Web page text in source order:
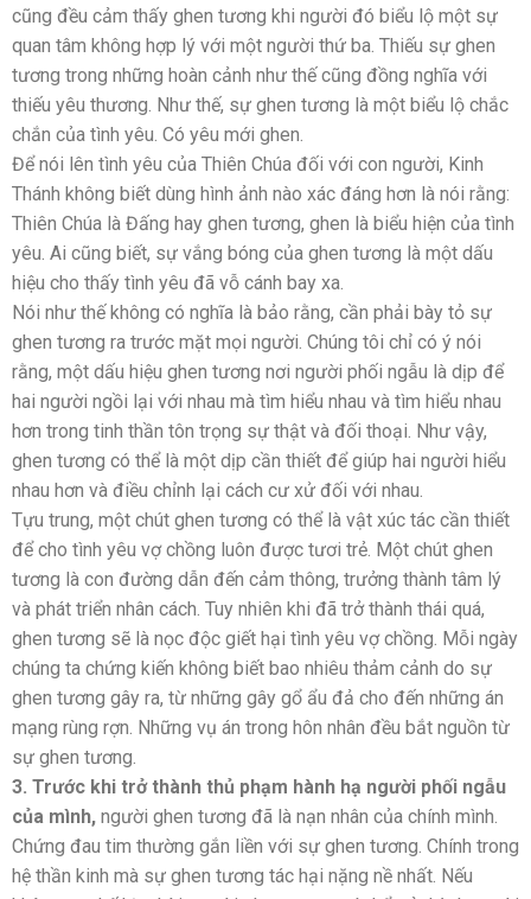
cũng đều cảm thấy ghen tương khi người đó biểu lộ một sự
quan tâm không hợp lý với một người thứ ba. Thiếu sự ghen
tương trong những hoàn cảnh như thế cũng đồng nghĩa với
thiếu yêu thương. Như thế, sự ghen tương là một biểu lộ chắc
chắn của tình yêu. Có yêu mới ghen.
Để nói lên tình yêu của Thiên Chúa đối với con người, Kinh
Thánh không biết dùng hình ảnh nào xác đáng hơn là nói rằng:
Thiên Chúa là Đấng hay ghen tương, ghen là biểu hiện của tình
yêu. Ai cũng biết, sự vắng bóng của ghen tương là một dấu
hiệu cho thấy tình yêu đã vỗ cánh bay xa.
Nói như thế không có nghĩa là bảo rằng, cần phải bày tỏ sự
ghen tương ra trước mặt mọi người. Chúng tôi chỉ có ý nói
rằng, một dấu hiệu ghen tương nơi người phối ngẫu là dịp để
hai người ngồi lại với nhau mà tìm hiểu nhau và tìm hiểu nhau
hơn trong tinh thần tôn trọng sự thật và đối thoại. Như vậy,
ghen tương có thể là một dịp cần thiết để giúp hai người hiểu
nhau hơn và điều chỉnh lại cách cư xử đối với nhau.
Tựu trung, một chút ghen tương có thể là vật xúc tác cần thiết
để cho tình yêu vợ chồng luôn được tươi trẻ. Một chút ghen
tương là con đường dẫn đến cảm thông, trưởng thành tâm lý
và phát triển nhân cách. Tuy nhiên khi đã trở thành thái quá,
ghen tương sẽ là nọc độc giết hại tình yêu vợ chồng. Mỗi ngày
chúng ta chứng kiến không biết bao nhiêu thảm cảnh do sự
ghen tương gây ra, từ những gây gổ ẩu đả cho đến những án
mạng rùng rợn. Những vụ án trong hôn nhân đều bắt nguồn từ
sự ghen tương.
3. Trước khi trở thành thủ phạm hành hạ người phối ngẫu
của mình, người ghen tương đã là nạn nhân của chính mình.
Chứng đau tim thường gắn liền với sự ghen tương. Chính trong
hệ thần kinh mà sự ghen tương tác hại nặng nề nhất. Nếu